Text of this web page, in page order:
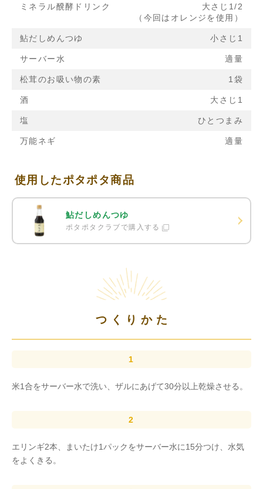
ミネラル醗酵ドリンク
大さじ1/2
（今回はオレンジを使用）
鮎だしめんつゆ 小さじ1
サーバー水 適量
松茸のお吸い物の素 1袋
酒 大さじ1
塩 ひとつまみ
万能ネギ 適量
使用したポタポタ商品
鮎だしめんつゆ
ポタポタクラブで購入する
つくりかた
米1合をサーバー水で洗い、ザルにあげて30分以上乾燥させる。
エリンギ2本、まいたけ1パックをサーバー水に15分つけ、水気
をよくきる。